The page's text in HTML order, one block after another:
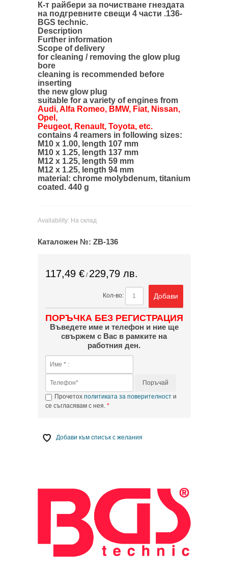
К-т райбери за почистване гнездата
на подгревните свещи 4 части .136-
BGS technic.
Description
Further information
Scope of delivery
for cleaning / removing the glow plug
bore
cleaning is recommended before
inserting
the new glow plug
suitable for a variety of engines from
Audi, Alfa Romeo, BMW, Fiat, Nissan,
Opel,
Peugeot, Renault, Toyota, etc.
contains 4 reamers in following sizes:
M10 x 1.00, length 107 mm
M10 x 1.25, length 137 mm
M12 x 1.25, length 59 mm
M12 x 1.25, length 94 mm
material: chrome molybdenum, titanium
coated. 440 g
Availability: На склад
Каталожен №: ZB-136
117,49 €/ 229,79 лв.
Кол-во: Добави
ПОРЪЧКА БЕЗ РЕГИСТРАЦИЯ
Въведете име и телефон и ние ще
свържем с Вас в рамките на
работния ден.
Поръчай
Прочетох политиката за поверителности
се съгласявам с нея.
Добави към списък с желания